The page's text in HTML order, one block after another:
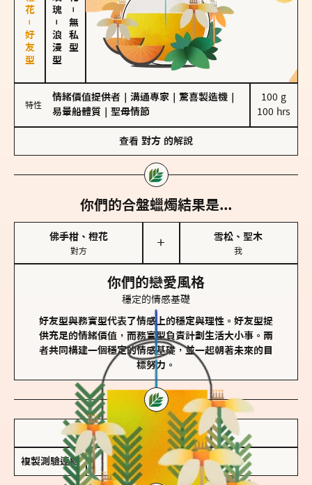
－
浪漫型
－
無私型
特性
情緒價值提供者 溝通專家 驚喜製造機
易暈船體質
聖母情節
100 g
100 hrs
查看 對方 的解說
你們的合盤蠟燭結果是...
佛手柑、橙花
對方
＋
雪松、聖木
我
你們的戀愛風格
穩定的情感基礎
好友型與務實型代表了情感上的穩定與理性。好友型提
供充足的情緒價值，而務實型負責計劃生活大小事。兩
者共同構建一個穩定的情感基礎，並一起朝著未來的目
標努力。
儲存我的結果圖
複製測驗連結 查看香氛類型全解析 >>>